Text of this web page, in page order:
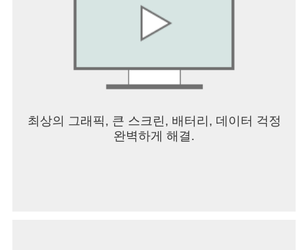
최상의 그래픽, 큰 스크린, 배터리, 데이터 걱정
완벽하게 해결.